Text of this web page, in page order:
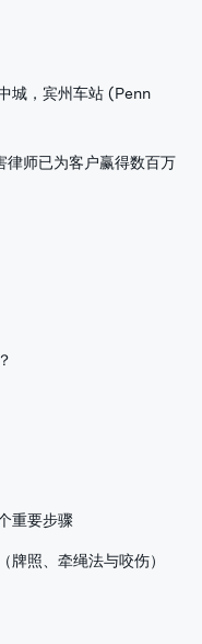
城，宾州车站 (Penn
律师已为客户赢得数百万
重要步骤
牌照、牵绳法与咬伤）